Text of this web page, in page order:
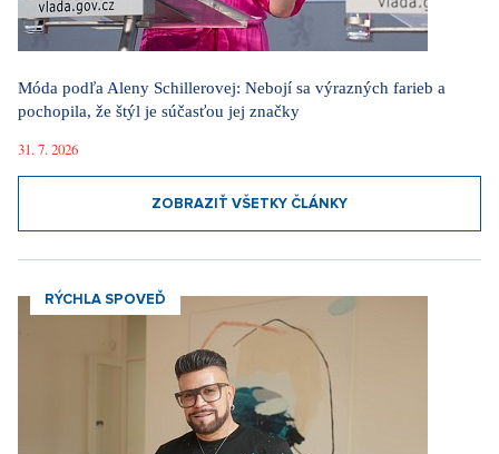
Móda podľa Aleny Schillerovej: Nebojí sa výrazných farieb a
pochopila, že štýl je súčasťou jej značky
31. 7. 2026
ZOBRAZIŤ VŠETKY ČLÁNKY
RÝCHLA SPOVEĎ